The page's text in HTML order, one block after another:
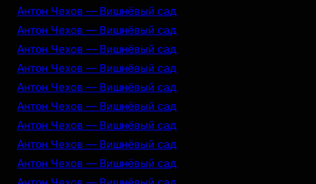
Антон Чехов — Вишнёвый сад
Антон Чехов — Вишнёвый сад
Антон Чехов — Вишнёвый сад
Антон Чехов — Вишнёвый сад
Антон Чехов — Вишнёвый сад
Антон Чехов — Вишнёвый сад
Антон Чехов — Вишнёвый сад
Антон Чехов — Вишнёвый сад
Антон Чехов — Вишнёвый сад